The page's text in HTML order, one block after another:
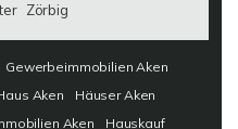
Zörbig
Gewerbeimmobilien Aken
Aken
Häuser Aken
Aken
Hauskauf